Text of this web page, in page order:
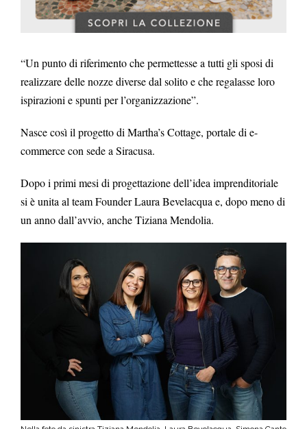
“Un punto di riferimento che permettesse a tutti gli sposi di
realizzare delle nozze diverse dal solito e che regalasse loro
ispirazioni e spunti per l’organizzazione”.
Nasce così il progetto di Martha’s Cottage, portale di e-
commerce con sede a Siracusa.
Dopo i primi mesi di progettazione dell’idea imprenditoriale
si è unita al team Founder Laura Bevelacqua e, dopo meno di
un anno dall’avvio, anche Tiziana Mendolia.